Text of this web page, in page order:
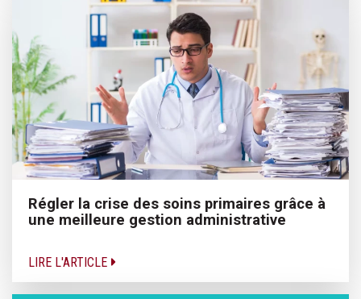
Régler la crise des soins primaires grâce à
une meilleure gestion administrative
LIRE L'ARTICLE